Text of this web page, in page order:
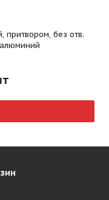
притвором, без отв.